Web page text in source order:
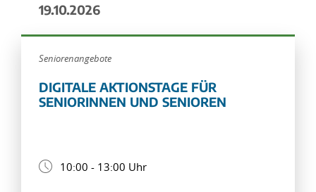
19.10.2026
Seniorenangebote
DIGITALE AKTIONSTAGE FÜR
SENIORINNEN UND SENIOREN
10:00 - 13:00 Uhr